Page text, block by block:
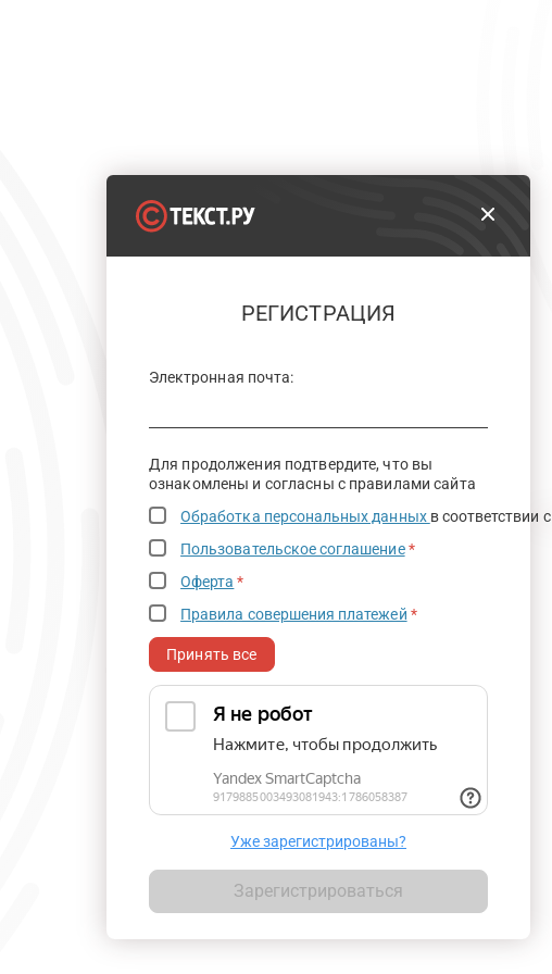
РЕГИСТРАЦИЯ
Электронная почта:
Для продолжения подтвердите, что вы
ознакомлены и согласны с правилами сайта
Обработка персональных данных в соответствии с
Пользовательское соглашение *
Оферта *
Правила совершения платежей *
Принять все
Уже зарегистрированы?
Зарегистрироваться